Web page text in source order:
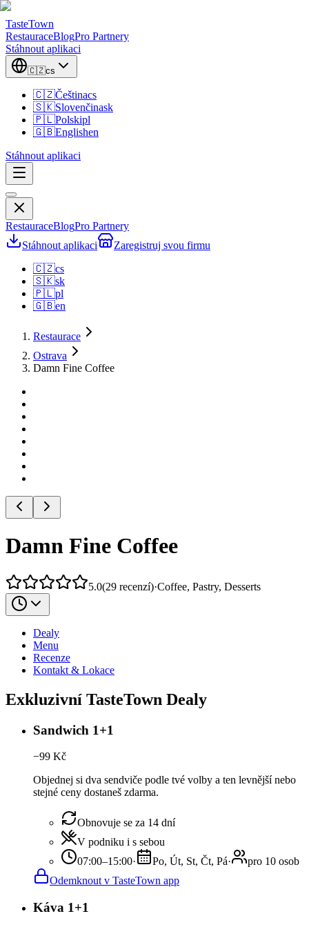
TasteTown
RestauraceBlogPro Partnery
Stáhnout aplikaci
🇨🇿cs
🇨🇿Češtinacs
🇸🇰Slovenčinask
🇵🇱Polskipl
🇬🇧Englishen
Stáhnout aplikaci
RestauraceBlogPro Partnery
Stáhnout aplikaci
Zaregistruj svou firmu
🇨🇿cs
🇸🇰sk
🇵🇱pl
🇬🇧en
Restaurace
Ostrava
Damn Fine Coffee
Damn Fine Coffee
5.0(29 recenzí)·Coffee, Pastry, Desserts
Dealy
Menu
Recenze
Kontakt & Lokace
Exkluzivní TasteTown Dealy
Sandwich 1+1
−99 Kč
Objednej si dva sendviče podle tvé volby a ten levnější nebo
stejné ceny dostaneš zdarma.
Obnovuje se za 14 dní
V podniku i s sebou
07:00–15:00· Po, Út, St, Čt, Pá·
pro 10 osob
Odemknout v TasteTown app
Káva 1+1